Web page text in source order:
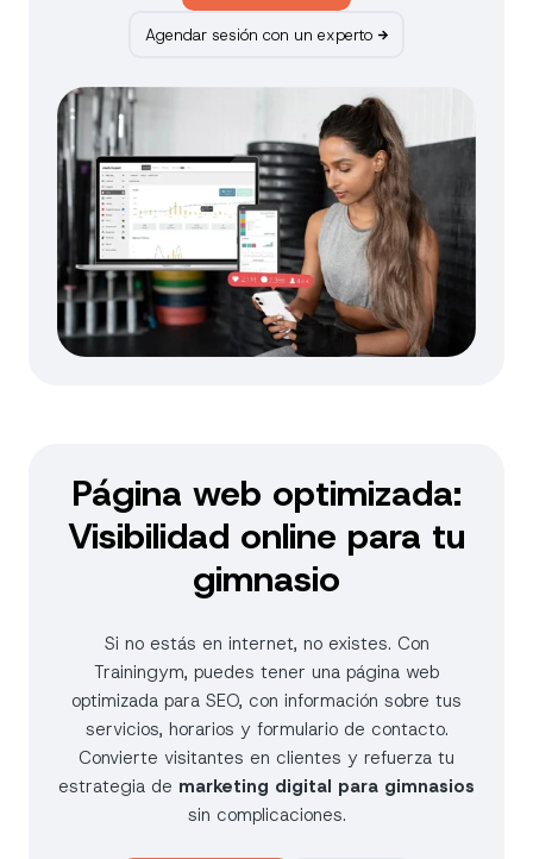
Agendar sesión con un experto
Página web optimizada:
Visibilidad online para tu
gimnasio
Si no estás en internet, no existes. Con
Trainingym, puedes tener una página web
optimizada para SEO, con información sobre tus
servicios, horarios y formulario de contacto.
Convierte visitantes en clientes y refuerza tu
estrategia de marketing digital para gimnasios
sin complicaciones.